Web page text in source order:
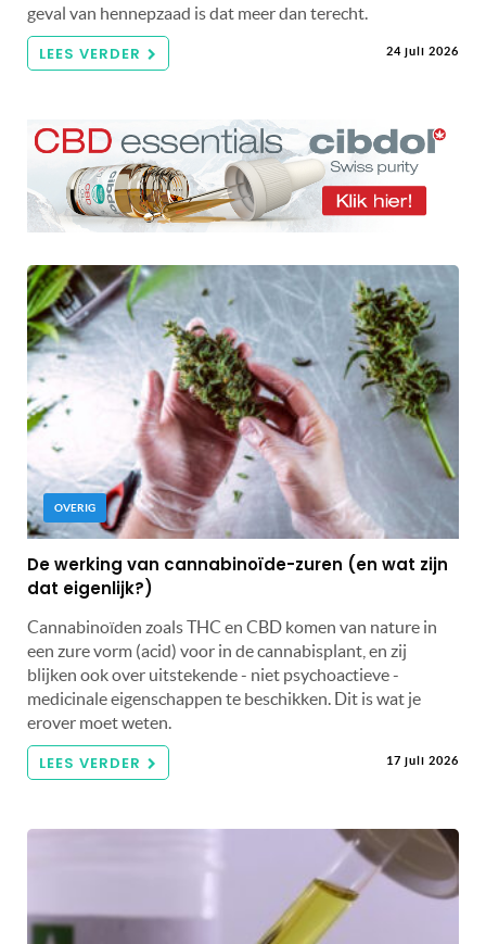
geval van hennepzaad is dat meer dan terecht.
LEES VERDER 24 juli 2026
OVERIG
De werking van cannabinoïde-zuren (en wat zijn
dat eigenlijk?)
Cannabinoïden zoals THC en CBD komen van nature in
een zure vorm (acid) voor in de cannabisplant, en zij
blijken ook over uitstekende - niet psychoactieve -
medicinale eigenschappen te beschikken. Dit is wat je
erover moet weten.
LEES VERDER 17 juli 2026